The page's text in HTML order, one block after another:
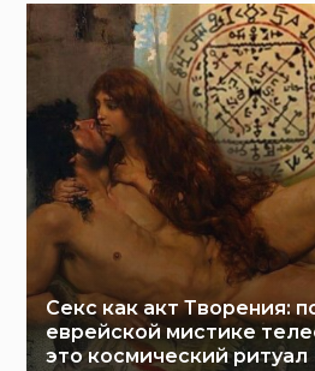
Секс как акт Творения:
еврейской мистике
это космический ритуал